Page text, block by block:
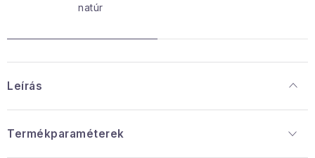
natúr
Leírás
Termékparaméterek